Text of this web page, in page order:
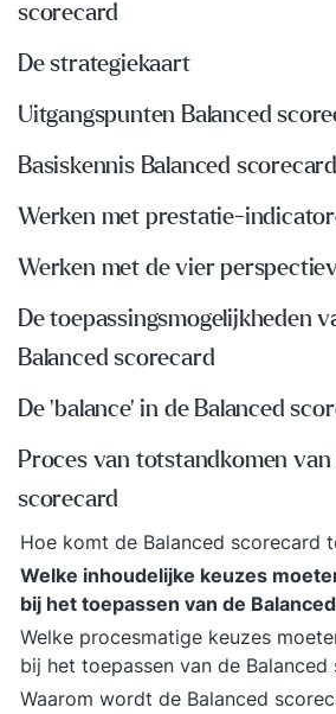
scorecard
De strategiekaart
Uitgangspunten Balanced
Basiskennis Balanced scorecard
Werken met prestatie-
Werken met de vier
De toepassingsmogelijkheden
Balanced scorecard
De 'balance' in de Balanced
Proces van totstandkomen van
scorecard
Hoe komt de Balanced scorecard
Welke inhoudelijke keuzes
bij het toepassen van de
Welke procesmatige keuzes
bij het toepassen van de Balanced
Waarom wordt de Balanced